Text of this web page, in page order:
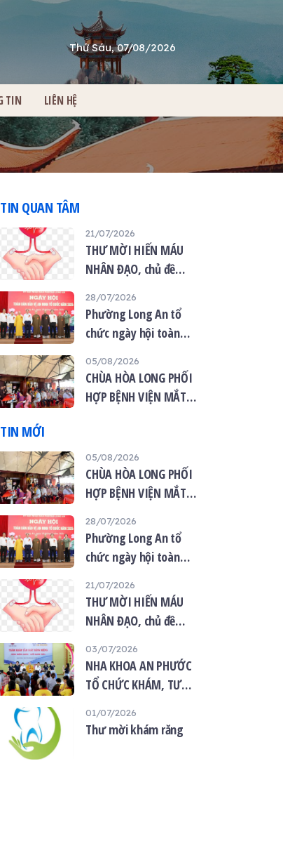
Thứ Sáu, 07/08/2026
TIN LIÊN HỆ
TIN QUAN TÂM
21/07/2026
THƯ MỜI HIẾN MÁU
NHÂN ĐẠO, chủ đề
mùa Vu lan”
28/07/2026
Phường Long An tổ
chức ngày hội toàn
quốc năm 2026
05/08/2026
CHÙA HÒA LONG PHỐI
HỢP BỆNH VIỆN MẮT
NGƯỜI DÂN
TIN MỚI
05/08/2026
CHÙA HÒA LONG PHỐI
HỢP BỆNH VIỆN MẮT
MẮT MIỄN PHÍ CHO 120
NGƯỜI DÂN
28/07/2026
Phường Long An tổ
chức ngày hội toàn
quốc năm 2026
21/07/2026
THƯ MỜI HIẾN MÁU
NHÂN ĐẠO, chủ đề
mùa Vu lan”
03/07/2026
NHA KHOA AN PHƯỚC
TỔ CHỨC KHÁM, TƯ
MIỆNG MIỄN PHÍ TẠI
01/07/2026
Thư mời khám răng